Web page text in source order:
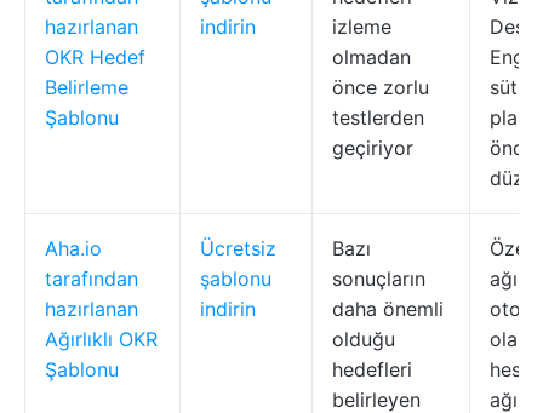
hazırlanan
OKR Hedef
Belirleme
Şablonu
indirin
izleme
olmadan
önce zorlu
testlerden
geçiriyor
Aha.io
tarafından
hazırlanan
Ağırlıklı OKR
Şablonu
Ücretsiz
şablonu
indirin
Bazı
sonuçların
daha önemli
olduğu
hedefleri
belirleyen
Özel